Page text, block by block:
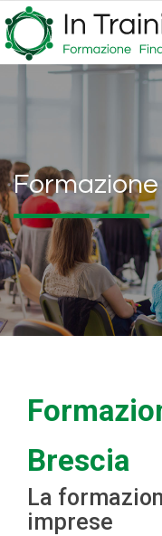
Skip
to
main
Brescia
La
imprese